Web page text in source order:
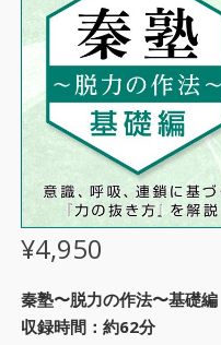
¥4,950
秦塾〜脱力の作法〜基礎編
収録時間：約62分